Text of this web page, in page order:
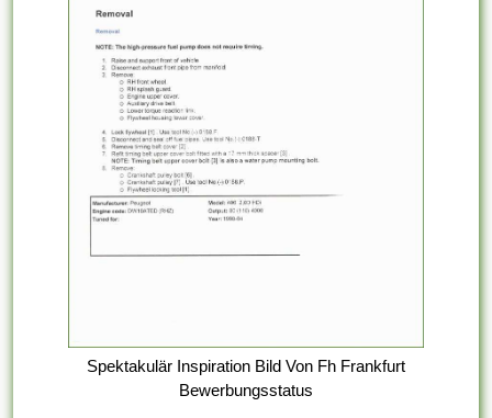
Spektakulär Inspiration Bild Von Fh Frankfurt
Bewerbungsstatus